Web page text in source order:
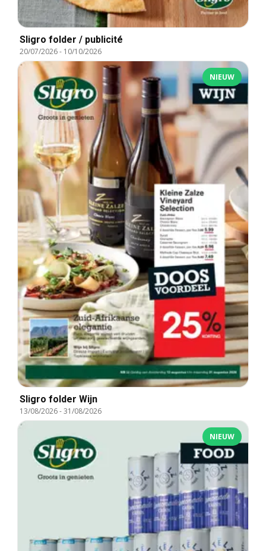
Sligro folder / publicité
20/07/2026- 10/10/2026
NIEUW
Sligro folder Wijn
13/08/2026-31/08/2026
NIEUW